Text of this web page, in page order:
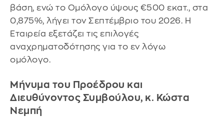
βάση, ενώ το Ομόλογο ύψους €500 εκατ., στα
0,875%, λήγει τον Σεπτέμβριο του 2026. Η
Εταιρεία εξετάζει τις επιλογές
αναχρηματοδότησης για το εν λόγω
ομόλογο.
Μήνυμα του Προέδρου και
Διευθύνοντος Συμβούλου, κ. Κώστα
Νεμπή